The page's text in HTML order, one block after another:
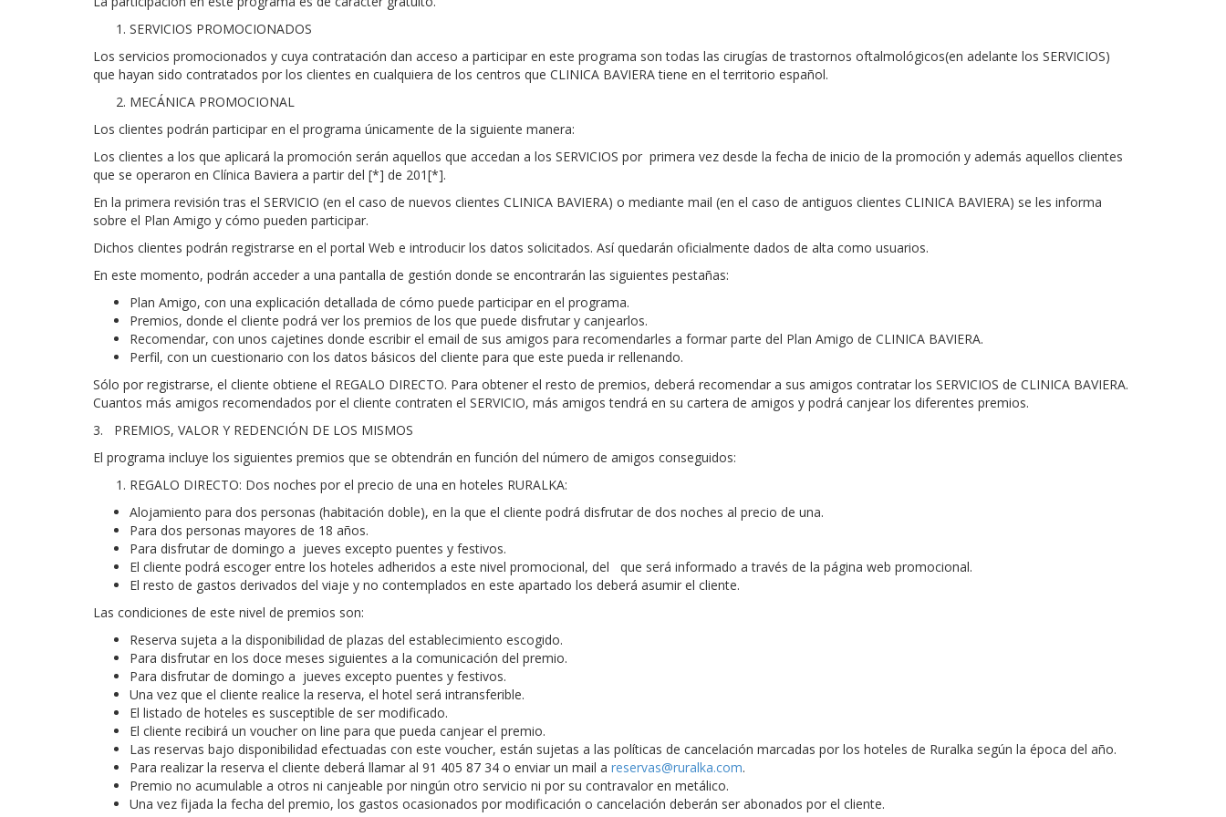
SERVICIOS PROMOCIONADOS
Los servicios promocionados y cuya contratación dan acceso a participar en este programa son todas las cirugías de trastornos oftalmológicos(en adelante los SERVICIOS)
que hayan sido contratados por los clientes en cualquiera de los centros que CLINICA BAVIERA tiene en el territorio español.
MECÁNICA PROMOCIONAL
Los clientes podrán participar en el programa únicamente de la siguiente manera:
Los clientes a los que aplicará la promoción serán aquellos que accedan a los SERVICIOS por primera vez desde la fecha de inicio de la promoción y además aquellos clientes
que se operaron en Clínica Baviera a partir del [*] de 201[*].
En la primera revisión tras el SERVICIO (en el caso de nuevos clientes CLINICA BAVIERA) o mediante mail (en el caso de antiguos clientes CLINICA BAVIERA) se les informa
sobre el Plan Amigo y cómo pueden participar.
Dichos clientes podrán registrarse en el portal Web e introducir los datos solicitados. Así quedarán oficialmente dados de alta como usuarios.
En este momento, podrán acceder a una pantalla de gestión donde se encontrarán las siguientes pestañas:
Plan Amigo, con una explicación detallada de cómo puede participar en el programa.
Premios, donde el cliente podrá ver los premios de los que puede disfrutar y canjearlos.
Recomendar, con unos cajetines donde escribir el email de sus amigos para recomendarles a formar parte del Plan Amigo de CLINICA BAVIERA.
Perfil, con un cuestionario con los datos básicos del cliente para que este pueda ir rellenando.
Sólo por registrarse, el cliente obtiene el REGALO DIRECTO. Para obtener el resto de premios, deberá recomendar a sus amigos contratar los SERVICIOS de CLINICA BAVIERA.
Cuantos más amigos recomendados por el cliente contraten el SERVICIO, más amigos tendrá en su cartera de amigos y podrá canjear los diferentes premios.
3. PREMIOS, VALOR Y REDENCIÓN DE LOS MISMOS
El programa incluye los siguientes premios que se obtendrán en función del número de amigos conseguidos:
REGALO DIRECTO: Dos noches por el precio de una en hoteles RURALKA:
Alojamiento para dos personas (habitación doble), en la que el cliente podrá disfrutar de dos noches al precio de una.
Para dos personas mayores de 18 años.
Para disfrutar de domingo a jueves excepto puentes y festivos.
El cliente podrá escoger entre los hoteles adheridos a este nivel promocional, del que será informado a través de la página web promocional.
El resto de gastos derivados del viaje y no contemplados en este apartado los deberá asumir el cliente.
Las condiciones de este nivel de premios son:
Reserva sujeta a la disponibilidad de plazas del establecimiento escogido.
Para disfrutar en los doce meses siguientes a la comunicación del premio.
Para disfrutar de domingo a jueves excepto puentes y festivos.
Una vez que el cliente realice la reserva, el hotel será intransferible.
El listado de hoteles es susceptible de ser modificado.
El cliente recibirá un voucher on line para que pueda canjear el premio.
Las reservas bajo disponibilidad efectuadas con este voucher, están sujetas a las políticas de cancelación marcadas por los hoteles de Ruralka según la época del año.
Para realizar la reserva el cliente deberá llamar al 91 405 87 34 o enviar un mail a reservas@ruralka.com.
Premio no acumulable a otros ni canjeable por ningún otro servicio ni por su contravalor en metálico.
Una vez fijada la fecha del premio, los gastos ocasionados por modificación o cancelación deberán ser abonados por el cliente.